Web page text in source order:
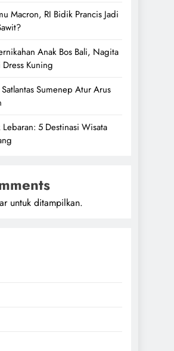
Macron, RI Bidik Prancis Jadi
Anak Bos Bali, Nagita
Kuning
Sumenep Atur Arus
5 Destinasi Wisata
untuk ditampilkan.